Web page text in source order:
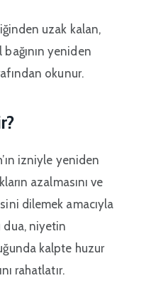
uzak kalan,
yeniden
okunur.
izniyle yeniden
azalmasını ve
dilemek amacıyla
dua, niyetin
kalpte huzur
rahatlatır.